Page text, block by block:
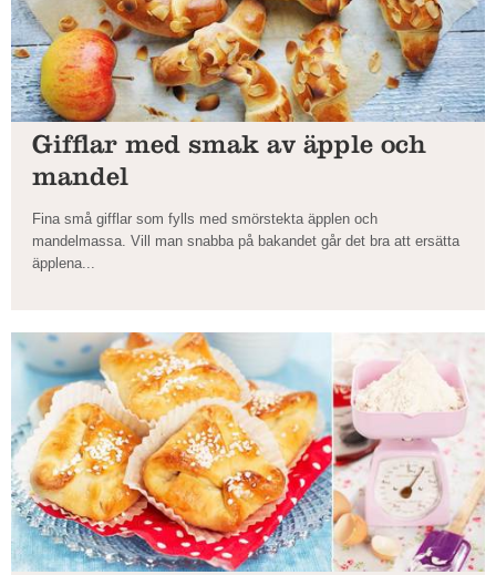
Gifflar med smak av äpple och
mandel
Fina små gifflar som fylls med smörstekta äpplen och
mandelmassa. Vill man snabba på bakandet går det bra att ersätta
äpplena...